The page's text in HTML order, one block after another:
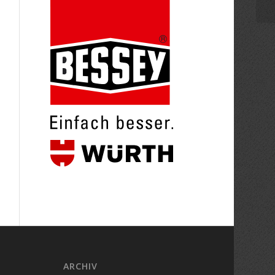
ARCHIV